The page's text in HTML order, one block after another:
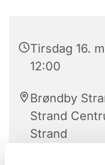
Tirsdag 16.
12:00
Brøndby
Strand
Strand